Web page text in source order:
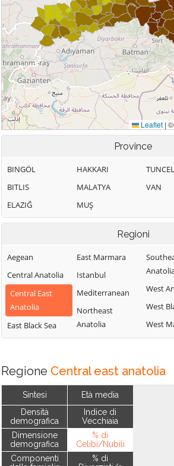
Province
BINGÖL
BITLIS
ELAZIĞ
HAKKARI
MALATYA
MUŞ
VAN
Regioni
Aegean
Central Anatolia
Central East
Anatolia
East Black Sea
East Marmara
Istanbul
Mediterranean
Northeast
Anatolia
West
West
West
Regione Central east anatolia
Sintesi
Densità
demografica
Dimensione
demografica
Componenti
Età media
Indice di
Vecchiaia
% di
Celibi/Nubili
% di